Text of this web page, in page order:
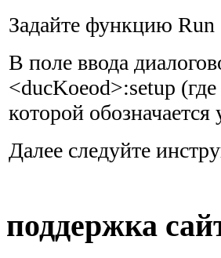
Задайте функцию
В поле ввода
<ducKoeod>:setup
которой
Далее следуйте
поддержка